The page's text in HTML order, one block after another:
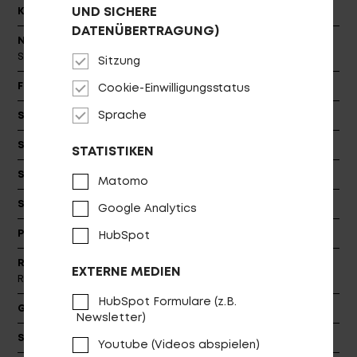
Kettenschutz Curana
Naben
SG-C6001-8CD, 36H
Felge PROCRAFT by Alexrims MPD23, IW23
Speichen Stainless 2.0
Sattel PROCRAFT City
Sattelstützklemme
Sattelstütze PROCRAFT AL PRO, dia: 30.9
Pedale VPE-891
Reifen (v)
Reflex
Gepäckträger CENTURION Racktime E-Trekking
Schutzbleche Curana C-Lite 55
UND SICHERE
DATENÜBERTRAGUNG)
Sitzung
Cookie-Einwilligungsstatus
Sprache
STATISTIKEN
Matomo
Google Analytics
HubSpot
EXTERNE MEDIEN
HubSpot Formulare (z.B.
Newsletter)
Youtube (Videos abspielen)